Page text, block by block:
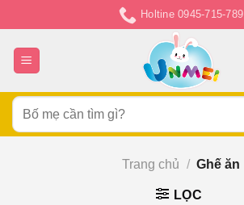
đến
nội
dung
Holtine 0945-715-789
Tìm
kiếm:
Trang chủ / Ghế ăn
LỌC